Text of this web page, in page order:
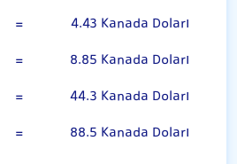
=
4.43 Kanada Doları
=
8.85 Kanada Doları
=
44.3 Kanada Doları
= 88.5 Kanada Doları